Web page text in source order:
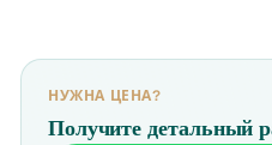
НУЖНА ЦЕНА?
Получите детальный